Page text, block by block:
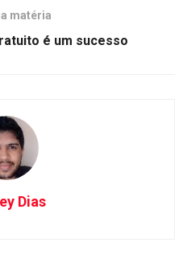
matéria
é um sucesso
Dias